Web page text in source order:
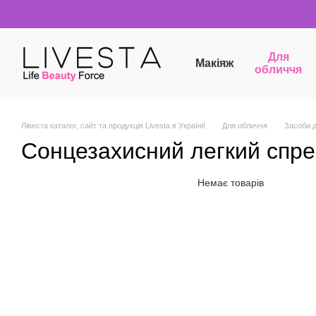
Макіяж
Для
обличчя
Лівеста каталог, сайт та продукція Livesta в Україні! Для обличчя Засоби
Сонцезахисний легкий
Немає товарів